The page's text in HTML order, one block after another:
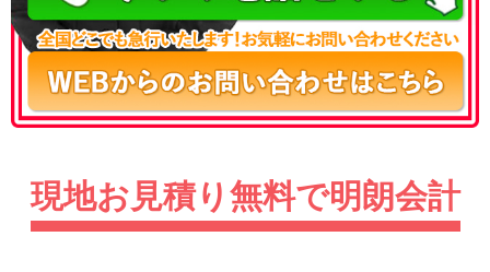
現地お見積り無料で明朗会計